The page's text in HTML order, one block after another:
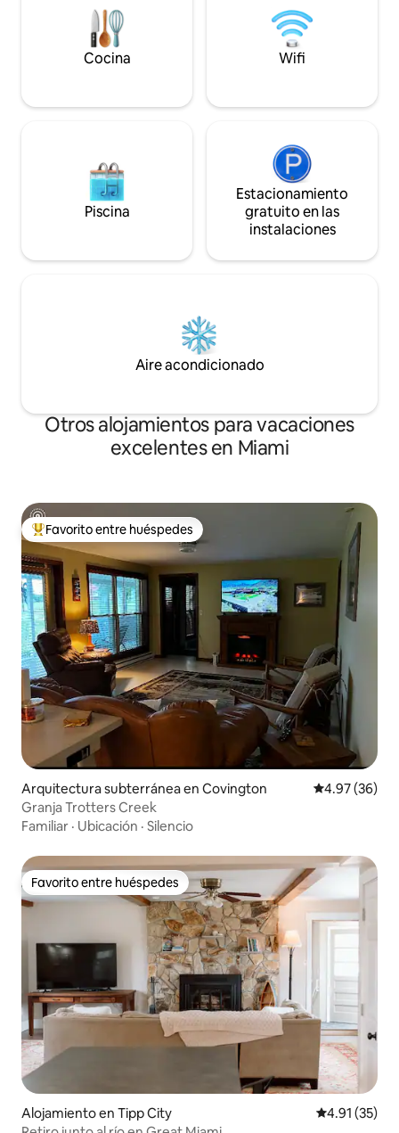
oeste de la I-75 y
restaurantes/minoristas locales.
disponible bajo petición. Un
servicios y extras
tu visita a Tipp
Cocina Wifi
Piscina
Estacionamiento
gratuito en las
instalaciones
Aire acondicionado
Otros alojamientos para vacaciones
excelentes en Miami
Favorito entre huéspedes preferido
Favorito entre huéspedes
Arquitectura subterránea en Covington Calificación
4.97 (36)
Granja Trotters Creek
Familiar · Ubicación · Silencio
Favorito entre huéspedes
Favorito entre huéspedes
Alojamiento en Tipp City Calificación
4.91 (35)